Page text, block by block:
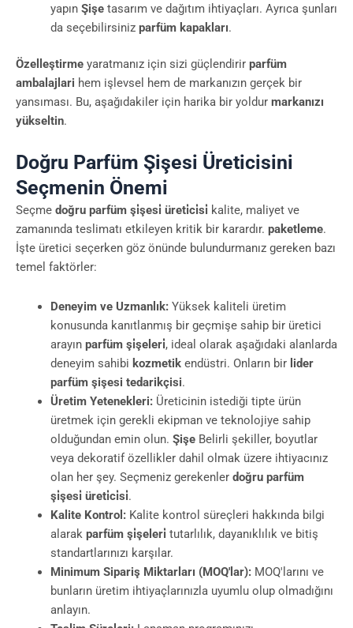
yapın Şişetasarım ve dağıtım ihtiyaçları. Ayrıca şunları
da seçebilirsiniz parfüm kapakları.
Özelleştirme yaratmanız için sizi güçlendirir parfüm
ambalajlari hem işlevsel hem de markanızın gerçek bir
yansıması. Bu, aşağıdakiler için harika bir yoldur markanızı
yükseltin.
Doğru Parfüm Şişesi Üreticisini
Seçmenin Önemi
Seçme doğru parfüm şi̇şesi̇ üreti̇ci̇si̇ kalite, maliyet ve
zamanında teslimatı etkileyen kritik bir karardır. paketleme.
İşte üretici seçerken göz önünde bulundurmanız gereken bazı
temel faktörler:
Deneyim ve Uzmanlık:Yüksek kaliteli üretim
konusunda kanıtlanmış bir geçmişe sahip bir üretici
arayın parfüm şi̇şeleri̇, ideal olarak aşağıdaki alanlarda
deneyim sahibi kozmetikendüstri. Onların bir lider
parfüm şişesi tedarikçisi.
Üretim Yetenekleri:Üreticinin istediği tipte ürün
üretmek için gerekli ekipman ve teknolojiye sahip
olduğundan emin olun. ŞişeBelirli şekiller, boyutlar
veya dekoratif özellikler dahil olmak üzere ihtiyacınız
olan her şey. Seçmeniz gerekenler doğru parfüm
şi̇şesi̇ üreti̇ci̇si̇.
Kalite Kontrol:Kalite kontrol süreçleri hakkında bilgi
alarak parfüm şi̇şeleri̇ tutarlılık, dayanıklılık ve bitiş
standartlarınızı karşılar.
Minimum Sipariş Miktarları (MOQ'lar):MOQ'larını ve
bunların üretim ihtiyaçlarınızla uyumlu olup olmadığını
anlayın.